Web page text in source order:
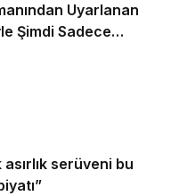
Uyarlanan
Şimdi Sadece
serüveni bu